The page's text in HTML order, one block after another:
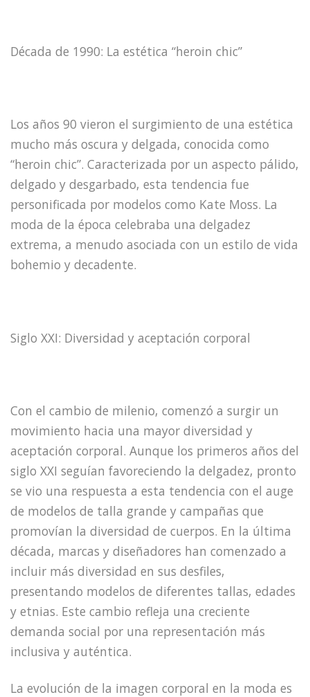
Década de 1990: La estética “heroin chic”
Los años 90 vieron el surgimiento de una estética
mucho más oscura y delgada, conocida como
“heroin chic”. Caracterizada por un aspecto pálido,
delgado y desgarbado, esta tendencia fue
personificada por modelos como Kate Moss. La
moda de la época celebraba una delgadez
extrema, a menudo asociada con un estilo de vida
bohemio y decadente.
Siglo XXI: Diversidad y aceptación corporal
Con el cambio de milenio, comenzó a surgir un
movimiento hacia una mayor diversidad y
aceptación corporal. Aunque los primeros años del
siglo XXI seguían favoreciendo la delgadez, pronto
se vio una respuesta a esta tendencia con el auge
de modelos de talla grande y campañas que
promovían la diversidad de cuerpos. En la última
década, marcas y diseñadores han comenzado a
incluir más diversidad en sus desfiles,
presentando modelos de diferentes tallas, edades
y etnias. Este cambio refleja una creciente
demanda social por una representación más
inclusiva y auténtica.
La evolución de la imagen corporal en la moda es